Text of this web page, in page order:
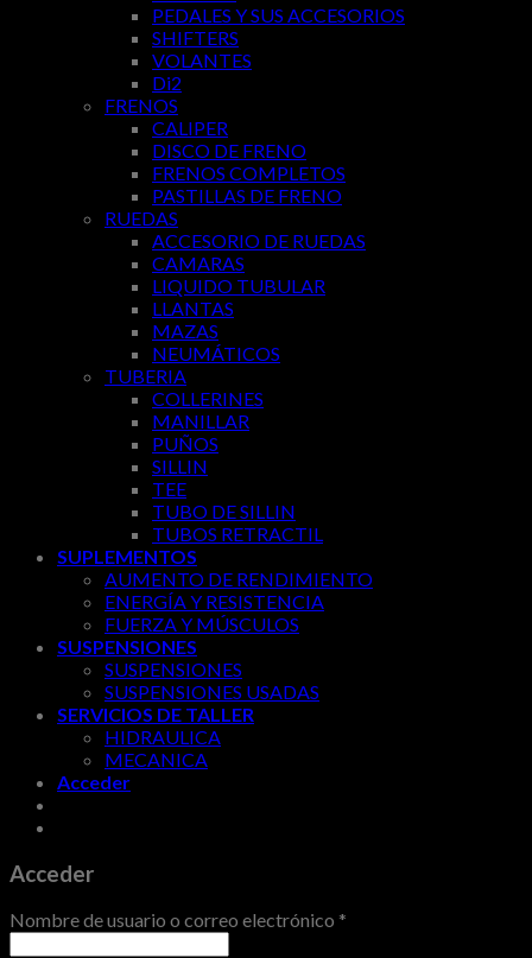
PEDALES Y SUS ACCESORIOS
SHIFTERS
VOLANTES
Di2
FRENOS
CALIPER
DISCO DE FRENO
FRENOS COMPLETOS
PASTILLAS DE FRENO
RUEDAS
ACCESORIO DE RUEDAS
CAMARAS
LIQUIDO TUBULAR
LLANTAS
MAZAS
NEUMÁTICOS
TUBERIA
COLLERINES
MANILLAR
PUÑOS
SILLIN
TEE
TUBO DE SILLIN
TUBOS RETRACTIL
SUPLEMENTOS
AUMENTO DE RENDIMIENTO
ENERGÍA Y RESISTENCIA
FUERZA Y MÚSCULOS
SUSPENSIONES
SUSPENSIONES
SUSPENSIONES USADAS
SERVICIOS DE TALLER
HIDRAULICA
MECANICA
Acceder
Acceder
Nombre de usuario o correo electrónico *